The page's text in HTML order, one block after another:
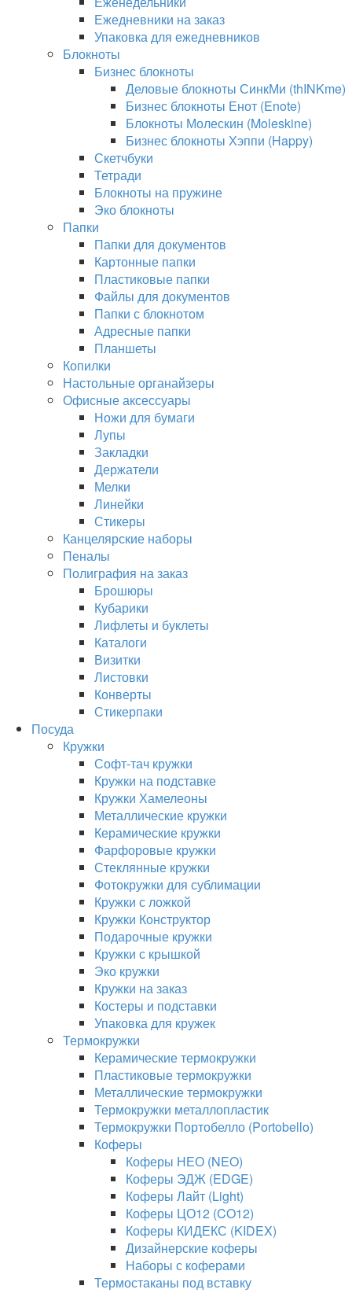
Ежедневники на заказ
Упаковка для ежедневников
Блокноты
Бизнес блокноты
Деловые блокноты СинкМи (thINKme)
Бизнес блокноты Енот (Enote)
Блокноты Молескин (Moleskine)
Бизнес блокноты Хэппи (Happy)
Скетчбуки
Тетради
Блокноты на пружине
Эко блокноты
Папки
Папки для документов
Картонные папки
Пластиковые папки
Файлы для документов
Папки с блокнотом
Адресные папки
Планшеты
Копилки
Настольные органайзеры
Офисные аксессуары
Ножи для бумаги
Лупы
Закладки
Держатели
Мелки
Линейки
Стикеры
Канцелярские наборы
Пеналы
Полиграфия на заказ
Брошюры
Кубарики
Лифлеты и буклеты
Каталоги
Визитки
Листовки
Конверты
Стикерпаки
Посуда
Кружки
Софт-тач кружки
Кружки на подставке
Кружки Хамелеоны
Металлические кружки
Керамические кружки
Фарфоровые кружки
Стеклянные кружки
Фотокружки для сублимации
Кружки с ложкой
Кружки Конструктор
Подарочные кружки
Кружки с крышкой
Эко кружки
Кружки на заказ
Костеры и подставки
Упаковка для кружек
Термокружки
Керамические термокружки
Пластиковые термокружки
Металлические термокружки
Термокружки металлопластик
Термокружки Портобелло (Portobello)
Коферы
Коферы НЕО (NEO)
Коферы ЭДЖ (EDGE)
Коферы Лайт (Light)
Коферы ЦО12 (CO12)
Коферы КИДЕКС (KIDEX)
Дизайнерские коферы
Наборы с коферами
Термостаканы под вставку